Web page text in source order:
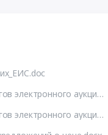
Протокол подведения итогов электронного аукциона №32615981079.pdf
Протокол подведения итогов электронного аукциона №32615981079.pdf